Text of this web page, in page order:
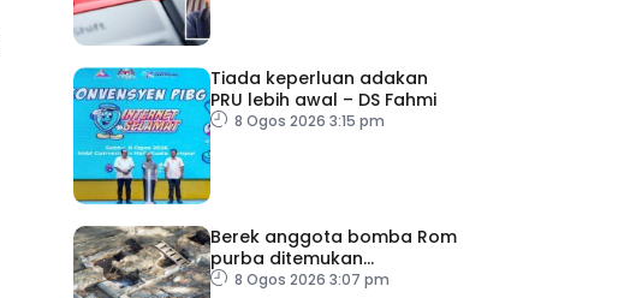
Tiada keperluan adakan
PRU lebih awal – DS Fahmi
8 Ogos 2026 3:15 pm
Berek anggota bomba Rom
purba ditemukan
berhampiran Colosseum
8 Ogos 2026 3:07 pm